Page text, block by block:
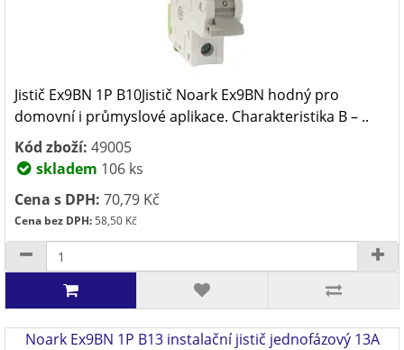
Jistič Ex9BN 1P B10Jistič Noark Ex9BN hodný pro
domovní i průmyslové aplikace. Charakteristika B – ..
Kód zboží: 49005
skladem 106 ks
Cena s DPH: 70,79 Kč
Cena bez DPH:58,50 Kč
Noark Ex9BN 1P B13 instalační jistič jednofázový 13A